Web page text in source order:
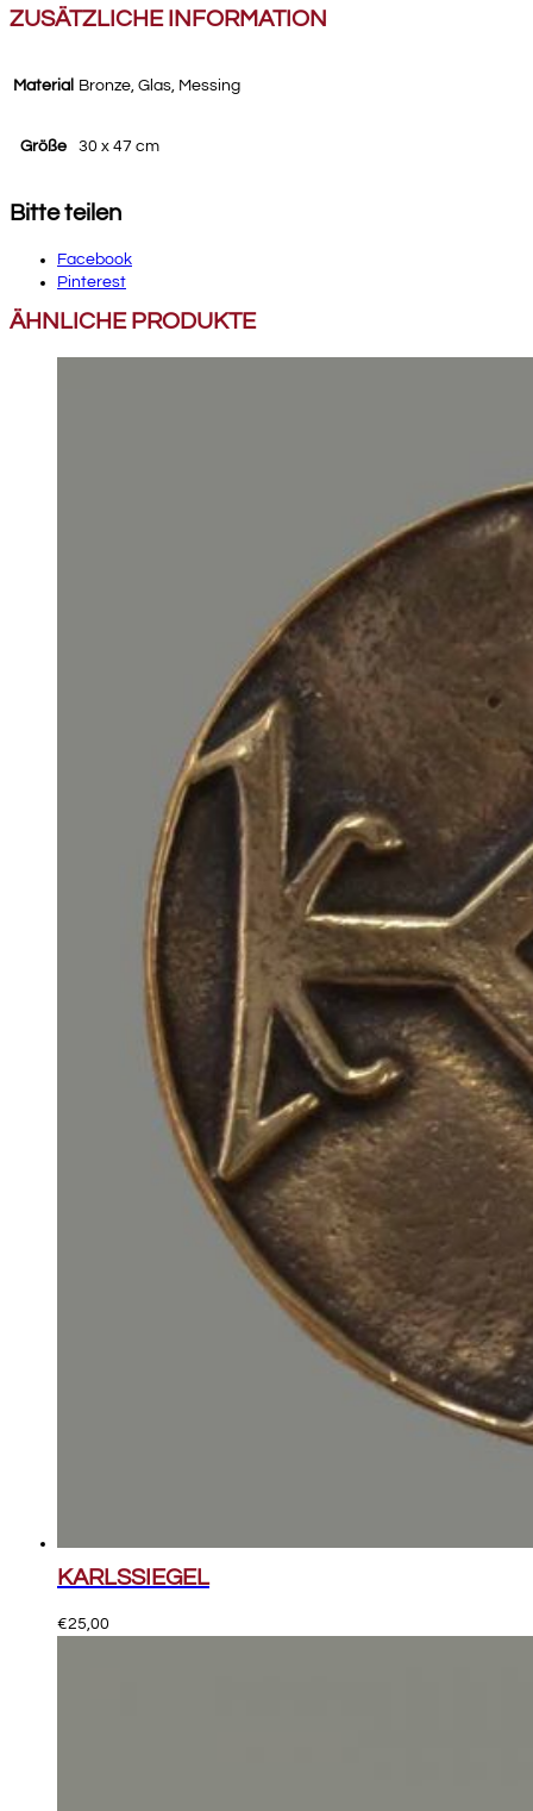
ZUSÄTZLICHE INFORMATION
Material Bronze, Glas, Messing
Größe 30 x 47 cm
Bitte teilen
Facebook
Pinterest
ÄHNLICHE PRODUKTE
KARLSSIEGEL
€25,00